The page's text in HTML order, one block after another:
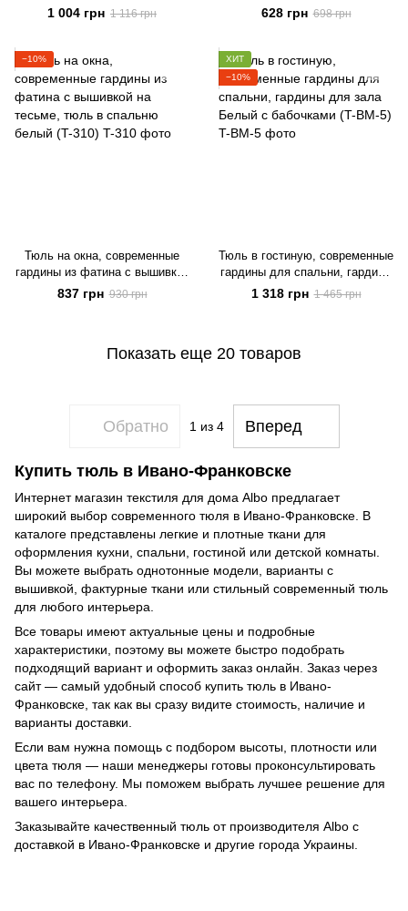
окна в детскую комнату Белый
(T-L-4)
1 004 грн 1 116 грн
Белый (T-KR-3)
628 грн 698 грн
−10%
Тюль на окна, современные
гардины из фатина с вышивкой
на тесьме, тюль в спальню
белый (T-310)
837 грн 930 грн
ХИТ
−10%
Тюль в гостиную, современные
гардины для спальни, гардины
для зала Белый с бабочками
(T-BM-5)
1 318 грн 1 465 грн
Показать еще 20 товаров
Обратно 1 из 4 Вперед
Купить тюль в Ивано-Франковске
Интернет магазин текстиля для дома Albo предлагает
широкий выбор современного тюля в Ивано-Франковске. В
каталоге представлены легкие и плотные ткани для
оформления кухни, спальни, гостиной или детской комнаты.
Вы можете выбрать однотонные модели, варианты с
вышивкой, фактурные ткани или стильный современный тюль
для любого интерьера.
Все товары имеют актуальные цены и подробные
характеристики, поэтому вы можете быстро подобрать
подходящий вариант и оформить заказ онлайн. Заказ через
сайт — самый удобный способ купить тюль в Ивано-
Франковске, так как вы сразу видите стоимость, наличие и
варианты доставки.
Если вам нужна помощь с подбором высоты, плотности или
цвета тюля — наши менеджеры готовы проконсультировать
вас по телефону. Мы поможем выбрать лучшее решение для
вашего интерьера.
Заказывайте качественный тюль от производителя Albo с
доставкой в Ивано-Франковске и другие города Украины.